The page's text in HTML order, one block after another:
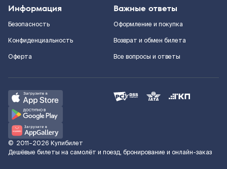
Информация
Безопасность
Конфиденциальность
Оферта
Важные ответы
Оформление и покупка
Возврат и обмен билета
Все вопросы и ответы
© 2011–2026 Купибилет
Дешёвые билеты на самолёт и поезд, бронирование и онлайн-заказ